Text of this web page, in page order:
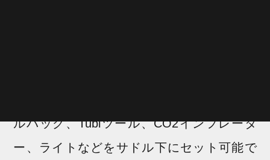
ルバッグ、Tubiツール、CO2インフレータ
ー、ライトなどをサドル下にセット可能で